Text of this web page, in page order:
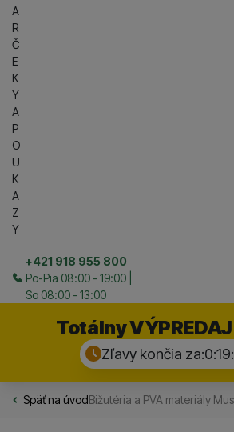
A
R
Č
E
K
Y
A
P
O
U
K
A
Z
Y
+421 918 955 800
Po-Pia 08:00 - 19:00 |
So 08:00 - 13:00
Totálny
Zľavy končia za:
Späť na úvodRybarske.sk
Bižutéria a PVA materiály